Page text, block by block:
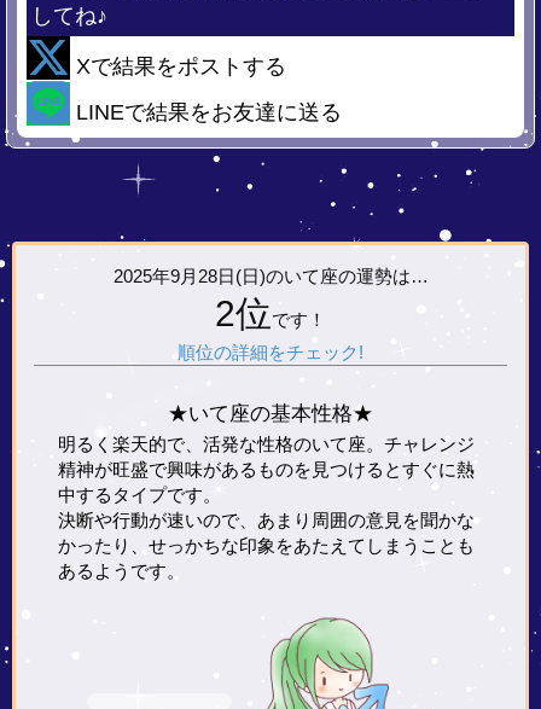
してね♪
Xで結果をポストする
LINEで結果をお友達に送る
2025年9月28日(日)のいて座の運勢は…
2位です！
順位の詳細をチェック!
★いて座の基本性格★
明るく楽天的で、活発な性格のいて座。チャレンジ
精神が旺盛で興味があるものを見つけるとすぐに熱
中するタイプです。
決断や行動が速いので、あまり周囲の意見を聞かな
かったり、せっかちな印象をあたえてしまうことも
あるようです。